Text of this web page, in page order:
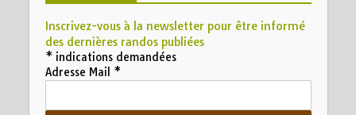
Inscrivez-vous à la newsletter pour être informé
des dernières randos publiées
* indications demandées
Adresse Mail *